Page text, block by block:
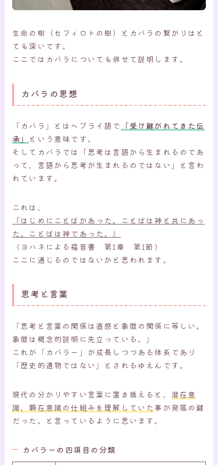
生命の樹（セフィロトの樹）とカバラの繋がりはと
ても深いです。
ここではカバラについても併せて説明します。
カバラの思想
「カバラ」とはヘブライ語で
「受け継がれてきた伝
承」
という意味です。
そしてカバラでは「思考は言語から生まれるのであ
って、言語から思考が生まれるのではない」と言わ
れています。
これは、
『はじめにことばがあった。ことばは神と共にあっ
た。ことばは神であった。』
（ヨハネによる福音書 第1章 第1節）
ここに通じるのではないかと思われます。
思考と言葉
「思考と言葉の関係は直感と象徴の関係に等しい。
象徴は概念的説明に先立っている。」
これが「カバラー」が成長しつつある体系であり
「歴史的遺物ではない」とされるゆえんです。
現代の分かりやすい言葉に置き換えると、 潜在意
識、顕在意識の仕組みを理解していた事が発展の鍵
だった。と言っているように思います。
カバラーの四項目の分類